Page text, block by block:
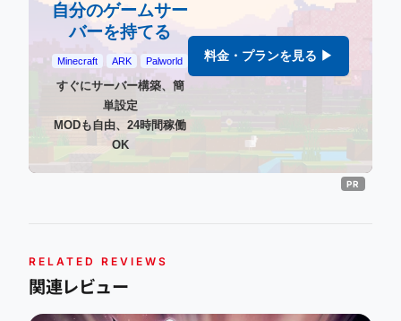
自分のゲームサー
バーを持てる
Minecraft ARK Palworld
すぐにサーバー構築、簡
単設定
MODも自由、24時間稼働
OK
料金・プランを見る ▶
RELATED REVIEWS
関連レビュー